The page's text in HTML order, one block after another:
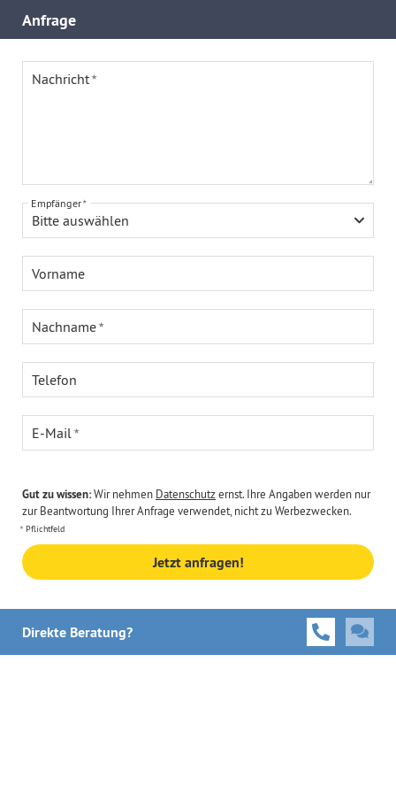
Anfrage
Nachricht
Bitte auswählen
Empfänger
Vorname
Nachname
Telefon
E-Mail
Gut zu wissen:Wir nehmen Datenschutzernst. Ihre Angaben werden nur
zur Beantwortung Ihrer Anfrage verwendet, nicht zu Werbezwecken.
Pflichtfeld
Jetzt anfragen!
Direkte Beratung?